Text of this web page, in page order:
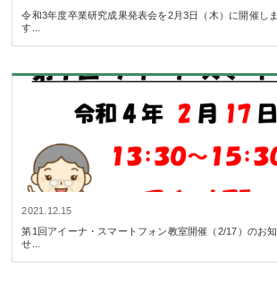
令和3年度卒業研究成果発表会を2月3日（木）に開催しま
す
2021.12.15
第1回アイーナ・スマートフォン教室開催（2/17）のお
せ